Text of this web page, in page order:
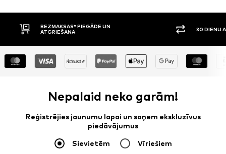
BEZMAKSAS* PIEGĀDE UN
ATGRIEŠANA
30 DIENU
Nepalaid neko garām!
Reģistrējies jaunumu lapai un saņem ekskluzīvus
piedāvājumus
Sievietēm Vīriešiem